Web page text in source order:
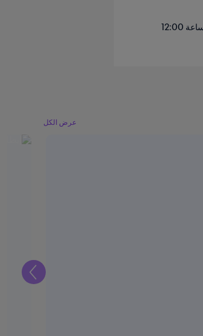
شاهد القرعة مباشرةً من زيورخ، حيث سيتم توزيع منتخبات أوروبا على 12 مجموعة مؤهلة إلى كأس العالم FIFA القادمة. تبدأ القرعة في الساعة 12:00
عرض الكل
التالي